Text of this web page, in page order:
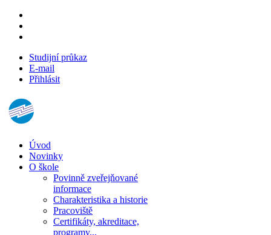
Studijní průkaz
E-mail
Přihlásit
Úvod
Novinky
O škole
Povinně zveřejňované
informace
Charakteristika a historie
Pracoviště
Certifikáty, akreditace,
programy...